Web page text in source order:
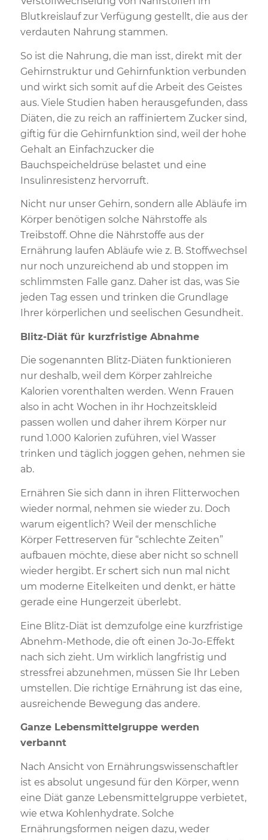
Blutkreislauf zur Verfügung gestellt, die aus der
verdauten Nahrung stammen.
So ist die Nahrung, die man isst, direkt mit der
Gehirnstruktur und Gehirnfunktion verbunden
und wirkt sich somit auf die Arbeit des Geistes
aus. Viele Studien haben herausgefunden, dass
Diäten, die zu reich an raffiniertem Zucker sind,
giftig für die Gehirnfunktion sind, weil der hohe
Gehalt an Einfachzucker die
Bauchspeicheldrüse belastet und eine
Insulinresistenz hervorruft.
Nicht nur unser Gehirn, sondern alle Abläufe im
Körper benötigen solche Nährstoffe als
Treibstoff. Ohne die Nährstoffe aus der
Ernährung laufen Abläufe wie z. B. Stoffwechsel
nur noch unzureichend ab und stoppen im
schlimmsten Falle ganz. Daher ist das, was Sie
jeden Tag essen und trinken die Grundlage
Ihrer körperlichen und seelischen Gesundheit.
Blitz-Diät für kurzfristige Abnahme
Die sogenannten Blitz-Diäten funktionieren
nur deshalb, weil dem Körper zahlreiche
Kalorien vorenthalten werden. Wenn Frauen
also in acht Wochen in ihr Hochzeitskleid
passen wollen und daher ihrem Körper nur
rund 1.000 Kalorien zuführen, viel Wasser
trinken und täglich joggen gehen, nehmen sie
ab.
Ernähren Sie sich dann in ihren Flitterwochen
wieder normal, nehmen sie wieder zu. Doch
warum eigentlich? Weil der menschliche
Körper Fettreserven für “schlechte Zeiten”
aufbauen möchte, diese aber nicht so schnell
wieder hergibt. Er schert sich nun mal nicht
um moderne Eitelkeiten und denkt, er hätte
gerade eine Hungerzeit überlebt.
Eine Blitz-Diät ist demzufolge eine kurzfristige
Abnehm-Methode, die oft einen Jo-Jo-Effekt
nach sich zieht. Um wirklich langfristig und
stressfrei abzunehmen, müssen Sie Ihr Leben
umstellen. Die richtige Ernährung ist das eine,
ausreichende Bewegung das andere.
Ganze Lebensmittelgruppe werden
verbannt
Nach Ansicht von Ernährungswissenschaftler
ist es absolut ungesund für den Körper, wenn
eine Diät ganze Lebensmittelgruppe verbietet,
wie etwa Kohlenhydrate. Solche
Ernährungsformen neigen dazu, weder